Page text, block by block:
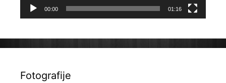
00:00 01:16
Fotografije